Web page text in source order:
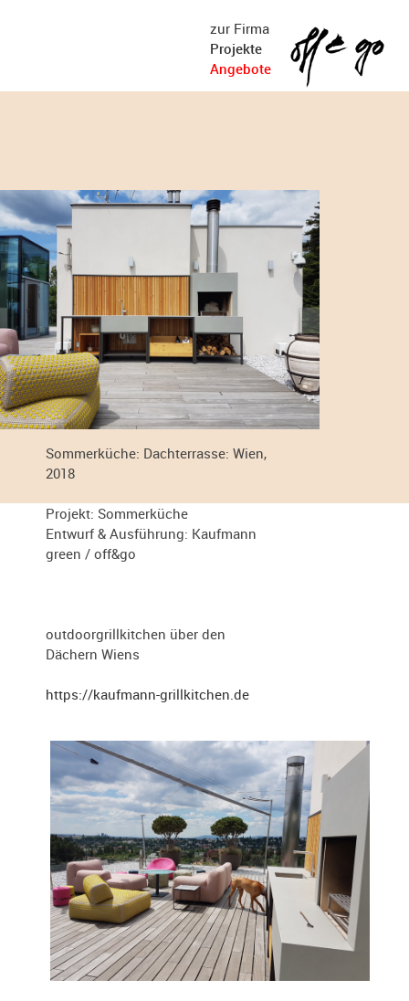
zur Firma
Projekte
Angebote
Sommerküche: Dachterrasse: Wien,
2018
Projekt: Sommerküche
Entwurf & Ausführung: Kaufmann
green / off&go
outdoorgrillkitchen über den
Dächern Wiens
https://kaufmann-grillkitchen.de